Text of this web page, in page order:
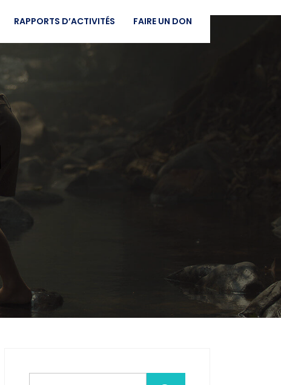
RAPPORTS D’ACTIVITÉS FAIRE UN DON